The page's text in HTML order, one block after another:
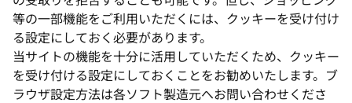
等の一部機能をご利用いただくには、クッキーを受け付け
る設定にしておく必要があります。
当サイトの機能を十分に活用していただくため、クッキー
を受け付ける設定にしておくことをお勧めいたします。ブ
ラウザ設定方法は各ソフト製造元へお問い合わせくださ